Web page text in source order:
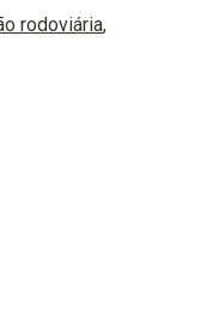
rodoviária